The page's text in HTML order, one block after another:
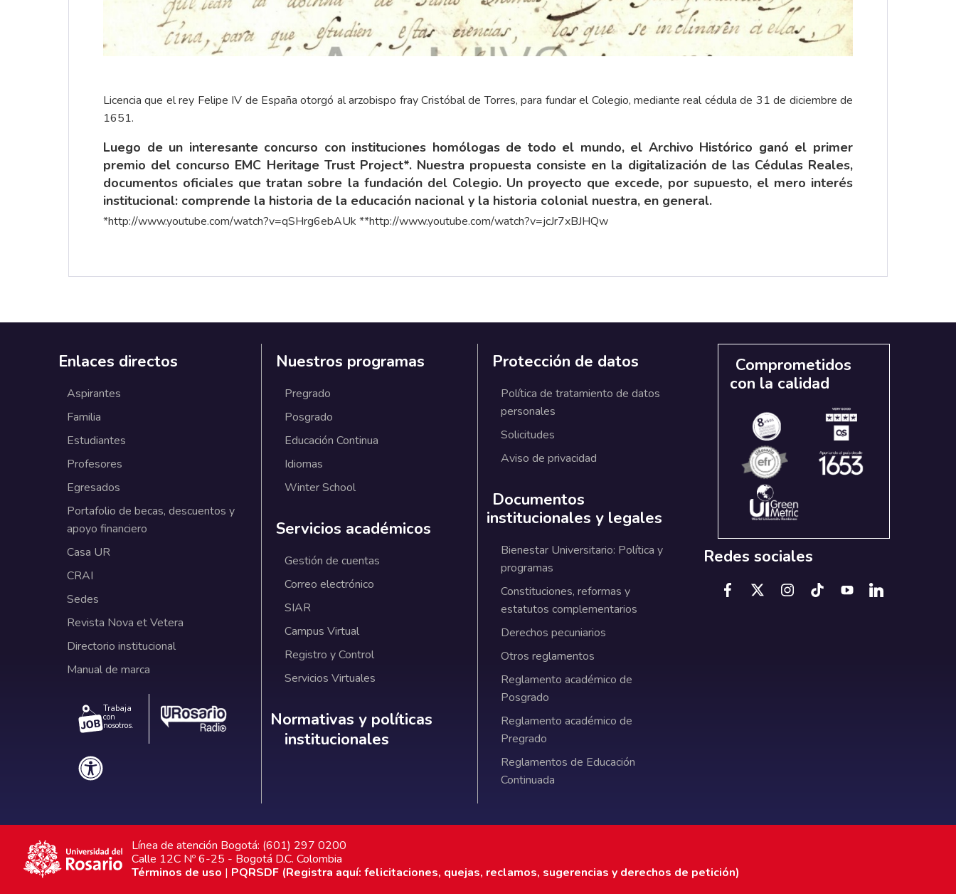
Licencia que el rey Felipe IV de España otorgó al arzobispo fray Cristóbal de Torres, para fundar el Colegio, mediante real cédula de 31 de diciembre de
1651.
Luego de un interesante concurso con instituciones homólogas de todo el mundo, el Archivo Histórico ganó el primer
premio del concurso EMC Heritage Trust Project*. Nuestra propuesta consiste en la digitalización de las Cédulas Reales,
documentos oficiales que tratan sobre la fundación del Colegio. Un proyecto que excede, por supuesto, el mero interés
institucional: comprende la historia de la educación nacional y la historia colonial nuestra, en general.
*http://www.youtube.com/watch?v=qSHrg6ebAUk **http://www.youtube.com/watch?v=jcJr7xBJHQw
Enlaces directos
Aspirantes
Familia
Estudiantes
Profesores
Egresados
Portafolio de becas, descuentos y
apoyo financiero
Casa UR
CRAI
Sedes
Revista Nova et Vetera
Directorio institucional
Manual de marca
Trabaja
con
nosotros.
Nuestros programas
Pregrado
Posgrado
Educación Continua
Idiomas
Winter School
Servicios académicos
Gestión de cuentas
Correo electrónico
SIAR
Campus Virtual
Registro y Control
Servicios Virtuales
Normativas y políticas institucionales
Normativas y políticas
institucionales
Protección de datos
Política de tratamiento de datos
personales
Solicitudes
Aviso de privacidad
Documentos
institucionales y legales
Bienestar Universitario: Política y
programas
Constituciones, reformas y
estatutos complementarios
Derechos pecuniarios
Otros reglamentos
Reglamento académico de
Posgrado
Reglamento académico de
Pregrado
Reglamentos de Educación
Continuada
Comprometidos
con la calidad
Redes sociales
Línea de atención Bogotá: (601) 297 0200
Calle 12C Nº 6-25 - Bogotá D.C. Colombia
Términos de uso | PQRSDF (Registra aquí: felicitaciones, quejas, reclamos, sugerencias y derechos de petición)